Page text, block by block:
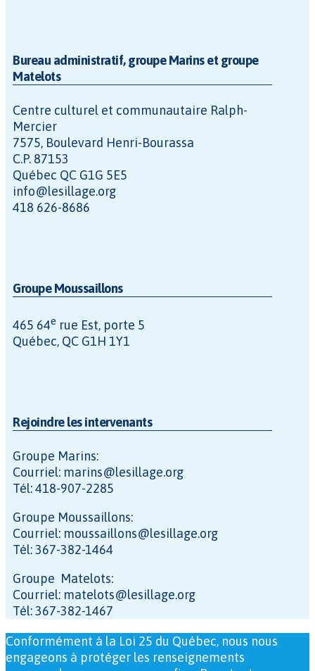
Bureau administratif, groupe Marins et groupe
Matelots
Centre culturel et communautaire Ralph-
Mercier
7575, Boulevard Henri-Bourassa
C.P. 87153
Québec QC G1G 5E5
info@lesillage.org
418 626-8686
Groupe Moussaillons
465 64e rue Est, porte 5
Québec, QC G1H 1Y1
Rejoindre les intervenants
Groupe Marins:
Courriel: marins@lesillage.org
Tél: 418-907-2285
Groupe Moussaillons:
Courriel: moussaillons@lesillage.org
Tél: 367-382-1464
Groupe Matelots:
Courriel: matelots@lesillage.org
Tél: 367-382-1467
Conformément à la Loi 25 du Québec, nous nous
engageons à protéger les renseignements